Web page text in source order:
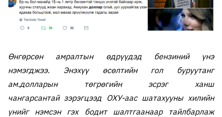
Өнгөрсөн амралтын өдрүүдэд бензиний үнэ
нэмэгджээ. Энэхүү өсөлтийн гол буруутанг
ам.долларын төгрөгийн эсрэг ханш
чангарсантай зэрэгцээд ОХУ-аас шатахууны хилийн
үнийг нэмсэн гэх бодит шалтгаанаар тайлбарлаж